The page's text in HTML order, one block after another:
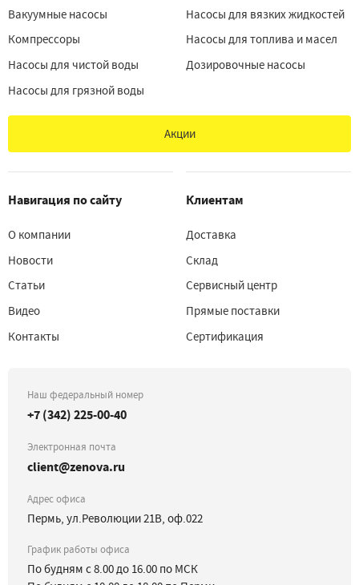
Вакуумные насосы
Компрессоры
Насосы для чистой воды
Насосы для грязной воды
Насосы для вязких жидкостей
Насосы для топлива и масел
Дозировочные насосы
Акции
Навигация по сайту
О компании
Новости
Статьи
Видео
Контакты
Клиентам
Доставка
Склад
Сервисный центр
Прямые поставки
Сертификация
Наш федеральный номер
+7 (342) 225-00-40
Электронная почта
client@zenova.ru
Адрес офиса
Пермь, ул.Революции 21В, оф.022
График работы офиса
По будням с 8.00 до 16.00 по МСК